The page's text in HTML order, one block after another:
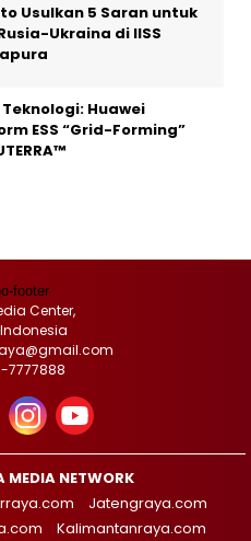
Usulkan 5 Saran untuk
Ukraina di IISS
Huawei
ESS “Grid-Forming”
Center,
7777888
MEDIA NETWORK
Jatengraya.com
Kalimantanraya.com